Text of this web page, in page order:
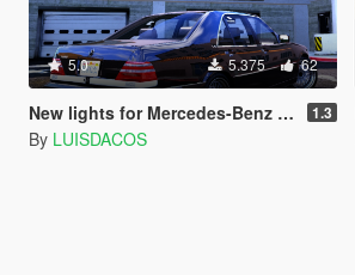
5.0 5.375 62
New lights for Mercedes-Benz S600 w140 1.3
By LUISDACOS